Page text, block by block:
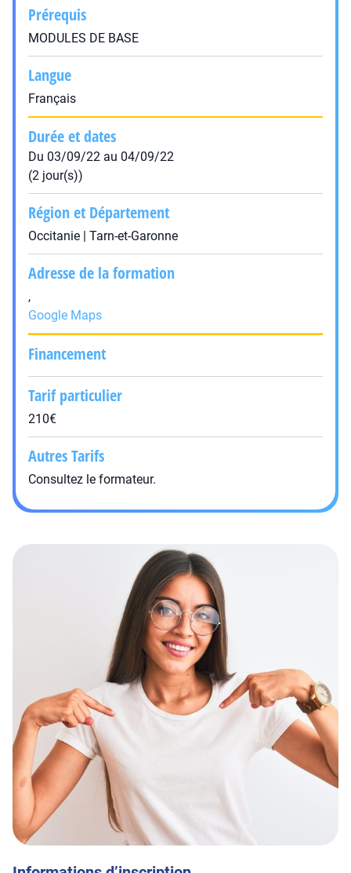
Prérequis
MODULES DE BASE
Langue
Français
Durée et dates
Du 03/09/22 au 04/09/22
(2 jour(s))
Région et Département
Occitanie | Tarn-et-Garonne
Adresse de la formation
,
Google Maps
Financement
Tarif particulier
210€
Autres Tarifs
Consultez le formateur.